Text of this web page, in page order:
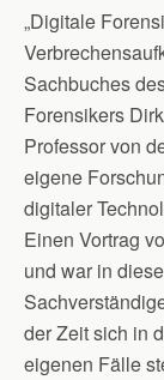
„Digitale
Sachbuches
Forensikers
Professor von
eigene
digitaler
Einen Vortrag
und war in
der Zeit sich in
eigenen Fälle